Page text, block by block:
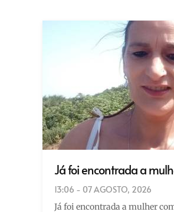
Já foi encontrada a
13:06 - 07 AGOSTO, 2026
Já foi encontrada a mulher